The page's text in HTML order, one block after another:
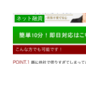
ネット融資